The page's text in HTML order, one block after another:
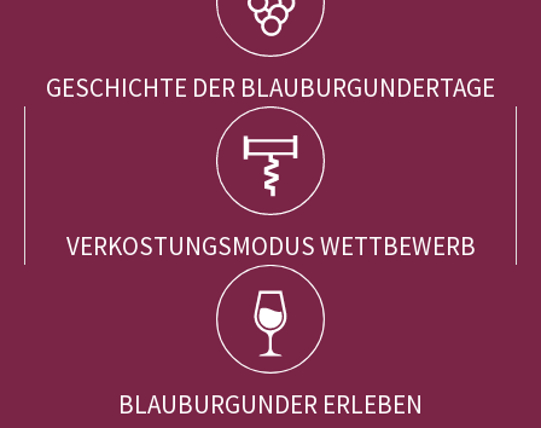
GESCHICHTE DER BLAUBURGUNDERTAGE
VERKOSTUNGSMODUS WETTBEWERB
BLAUBURGUNDER ERLEBEN